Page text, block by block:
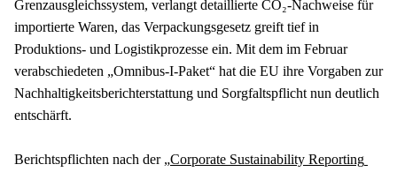
Grenzausgleichssystem, verlangt detaillierte CO₂-Nachweise für
importierte Waren, das Verpackungsgesetz greift tief in
Produktions- und Logistikprozesse ein. Mit dem im Februar
verabschiedeten „Omnibus-I-Paket“ hat die EU ihre Vorgaben zur
Nachhaltigkeitsberichterstattung und Sorgfaltspflicht nun deutlich
entschärft.
Berichtspflichten nach der „Corporate Sustainability Reporting